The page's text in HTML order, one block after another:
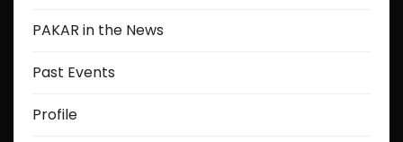
PAKAR in the News
Past Events
Profile